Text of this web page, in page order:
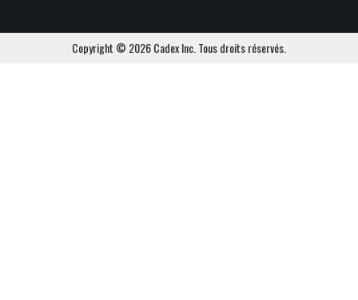
Copyright © 2026 Cadex Inc. Tous droits réservés.